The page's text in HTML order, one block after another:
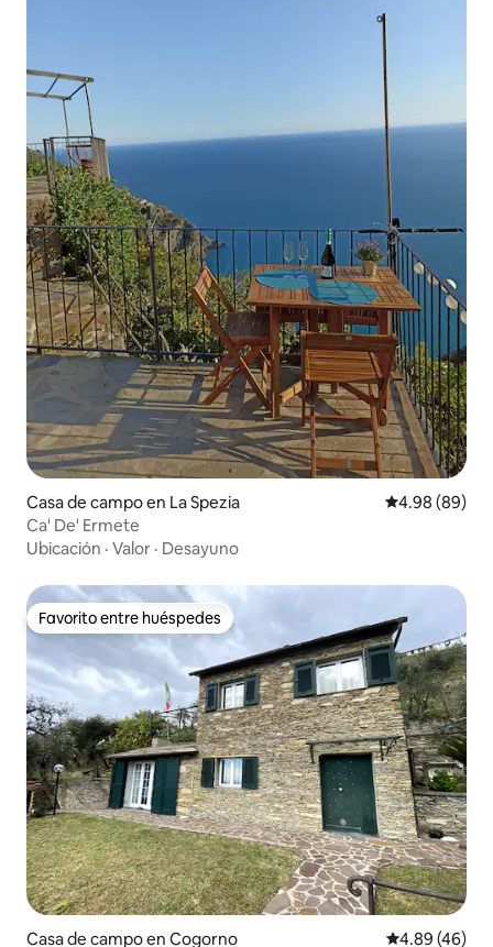
Casa de campo en La Spezia Calificación
4.98 (89)
Ca' De' Ermete
Ubicación · Valor · Desayuno
Favorito entre huéspedes
Favorito entre huéspedes
Casa de campo en Cogorno Calificación
4.89 (46)